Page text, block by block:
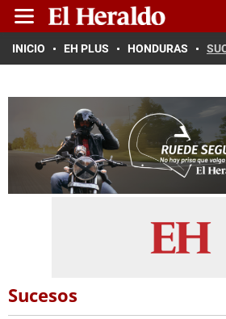
INICIO EH PLUS HONDURAS
Sucesos